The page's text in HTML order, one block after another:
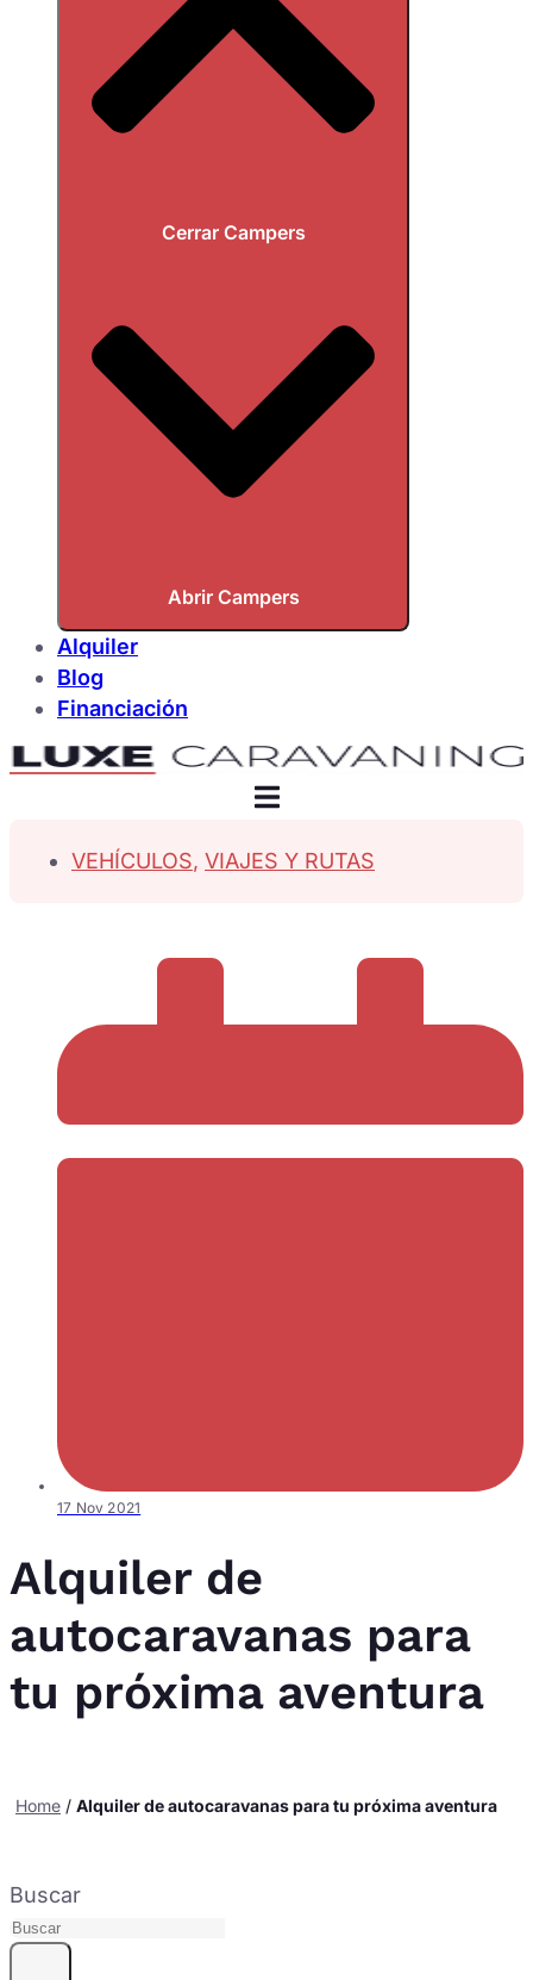
Cerrar Campers
Abrir Campers
Alquiler
Blog
Financiación
VEHÍCULOS, VIAJES Y RUTAS
17 Nov 2021
Alquiler de
autocaravanas para
tu próxima aventura
Home / Alquiler de autocaravanas para tu próxima aventura
Buscar